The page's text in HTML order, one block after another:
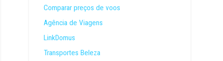
Comparar preços de voos
Agência de Viagens
LinkDomus
Transportes Beleza